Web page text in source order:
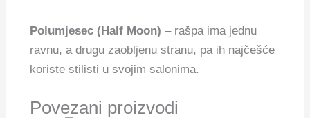
Polumjesec (Half Moon) – rašpa ima jednu
ravnu, a drugu zaobljenu stranu, pa ih najčešće
koriste stilisti u svojim salonima.
Povezani proizvodi